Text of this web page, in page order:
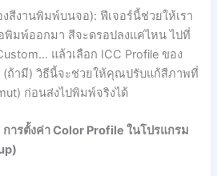
สีงานพิมพ์บนจอ): ฟีเจอร์นี้ช่วยให้เรา
พิมพ์ออกมา สีจะดรอปลงแค่ไหน ไปที่
แล้วเลือก ICC Profile ของ
(ถ้ามี) วิธีนี้จะช่วยให้คุณปรับแก้สีภาพที่
ก่อนส่งไปพิมพ์จริงได้
ารตั้งค่า Color Profileในโปรแกรม